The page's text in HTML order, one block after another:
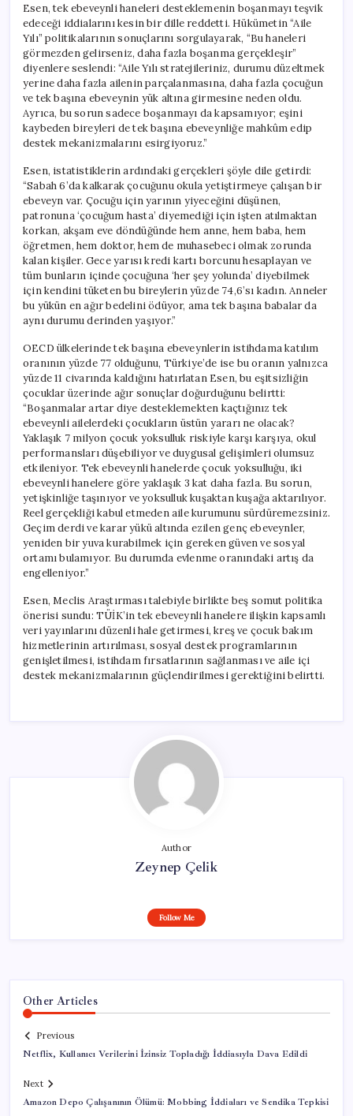
Esen, tek ebeveynli haneleri desteklemenin boşanmayı teşvik
edeceği iddialarını kesin bir dille reddetti. Hükümetin “Aile
Yılı” politikalarının sonuçlarını sorgulayarak, “Bu haneleri
görmezden gelirseniz, daha fazla boşanma gerçekleşir”
diyenlere seslendi: “Aile Yılı stratejileriniz, durumu düzeltmek
yerine daha fazla ailenin parçalanmasına, daha fazla çocuğun
ve tek başına ebeveynin yük altına girmesine neden oldu.
Ayrıca, bu sorun sadece boşanmayı da kapsamıyor; eşini
kaybeden bireyleri de tek başına ebeveynliğe mahkûm edip
destek mekanizmalarını esirgiyoruz.”
Esen, istatistiklerin ardındaki gerçekleri şöyle dile getirdi:
“Sabah 6’da kalkarak çocuğunu okula yetiştirmeye çalışan bir
ebeveyn var. Çocuğu için yarının yiyeceğini düşünen,
patronuna ‘çocuğum hasta’ diyemediği için işten atılmaktan
korkan, akşam eve döndüğünde hem anne, hem baba, hem
öğretmen, hem doktor, hem de muhasebeci olmak zorunda
kalan kişiler. Gece yarısı kredi kartı borcunu hesaplayan ve
tüm bunların içinde çocuğuna ‘her şey yolunda’ diyebilmek
için kendini tüketen bu bireylerin yüzde 74,6’sı kadın. Anneler
bu yükün en ağır bedelini ödüyor, ama tek başına babalar da
aynı durumu derinden yaşıyor.”
OECD ülkelerinde tek başına ebeveynlerin istihdama katılım
oranının yüzde 77 olduğunu, Türkiye’de ise bu oranın yalnızca
yüzde 11 civarında kaldığını hatırlatan Esen, bu eşitsizliğin
çocuklar üzerinde ağır sonuçlar doğurduğunu belirtti:
“Boşanmalar artar diye desteklemekten kaçtığınız tek
ebeveynli ailelerdeki çocukların üstün yararı ne olacak?
Yaklaşık 7 milyon çocuk yoksulluk riskiyle karşı karşıya, okul
performansları düşebiliyor ve duygusal gelişimleri olumsuz
etkileniyor. Tek ebeveynli hanelerde çocuk yoksulluğu, iki
ebeveynli hanelere göre yaklaşık 3 kat daha fazla. Bu sorun,
yetişkinliğe taşınıyor ve yoksulluk kuşaktan kuşağa aktarılıyor.
Reel gerçekliği kabul etmeden aile kurumunu sürdüremezsiniz.
Geçim derdi ve karar yükü altında ezilen genç ebeveynler,
yeniden bir yuva kurabilmek için gereken güven ve sosyal
ortamı bulamıyor. Bu durumda evlenme oranındaki artış da
engelleniyor.”
Esen, Meclis Araştırması talebiyle birlikte beş somut politika
önerisi sundu: TÜİK’in tek ebeveynli hanelere ilişkin kapsamlı
veri yayınlarını düzenli hale getirmesi, kreş ve çocuk bakım
hizmetlerinin artırılması, sosyal destek programlarının
genişletilmesi, istihdam fırsatlarının sağlanması ve aile içi
destek mekanizmalarının güçlendirilmesi gerektiğini belirtti.
Author
Zeynep Çelik
Follow Me
Other Articles
Previous
Netflix, Kullanıcı Verilerini İzinsiz Topladığı İddiasıyla Dava Edildi
Next
Amazon Depo Çalışanının Ölümü: Mobbing İddiaları ve Sendika Tepkisi